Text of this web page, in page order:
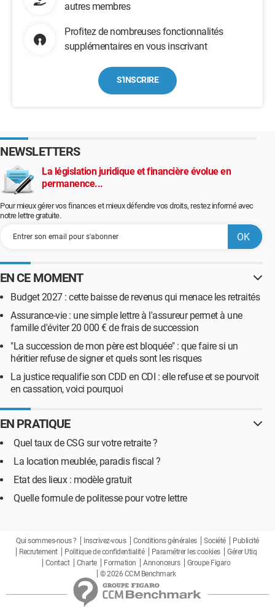
autres membres
Profitez de nombreuses fonctionnalités
supplémentaires en vous inscrivant
S'INSCRIRE
NEWSLETTERS
La législation juridique et financière évolue en
permanence...
Pour mieux gérer vos finances et mieux défendre vos droits, restez informé avec
notre lettre gratuite.
EN CE MOMENT
Budget 2027 : cette baisse de revenus qui menace les retraités
Assurance-vie : une simple lettre à l'assureur permet à une
famille d'éviter 20 000 € de frais de succession
"La succession de mon père est bloquée" : que faire si un
héritier refuse de signer et quels sont les risques
La justice requalifie son CDD en CDI : elle refuse et se pourvoit
en cassation, voici pourquoi
EN PRATIQUE
Quel taux de CSG sur votre retraite ?
La location meublée, paradis fiscal ?
Etat des lieux : modèle gratuit
Quelle formule de politesse pour votre lettre
Qui sommes-nous ? Inscrivez-vous Conditions générales Société
Publicité
Recrutement
Politique de confidentialité Paramétrer les cookies
Gérer Utiq
Contact
Charte Formation Annonceurs
Groupe Figaro
© 2026 CCM Benchmark